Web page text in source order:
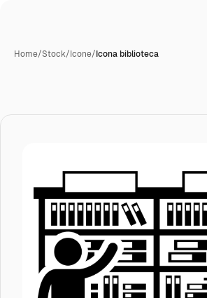
Home/Stock/Icone/Icona biblioteca